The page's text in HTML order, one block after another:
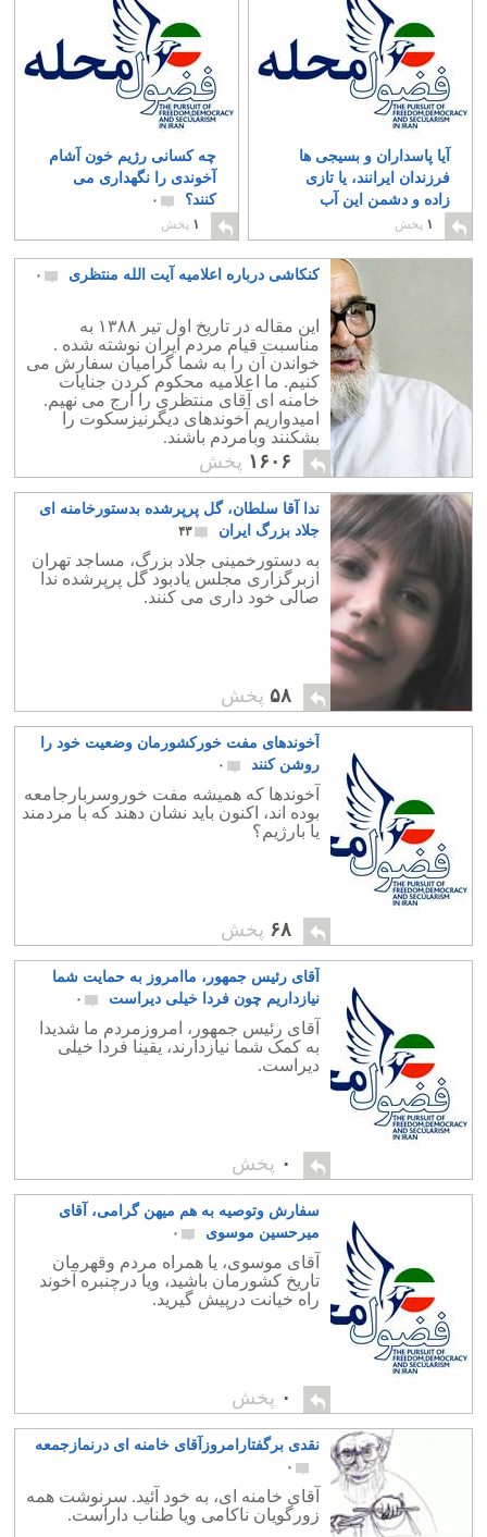
آیا پاسداران و بسیجی ها
فرزندان ایرانند، یا تازی
زاده و دشمن این آب
وخاک؟
۱ پخش
چه کسانی رژیم خون آشام
آخوندی را نگهداری می
کنند؟
۰
۱ پخش
کنکاشی درباره اعلامیه آیت الله منتظری ۰
این مقاله در تاریخ اول تیر ۱۳۸۸ به
مناسبت قیام مردم ایران نوشته شده .
خواندن آن را به شما گرامیان سفارش می
کنیم. ما اعلامیه محکوم کردن جنایات
خامنه ای آقای منتظری را ارج می نهیم.
امیدواریم آخوندهای دیگرنیزسکوت را
بشکنند وبامردم باشند.
۱۶۰۶ پخش
ندا آقا سلطان، گل پرپرشده بدستورخامنه ای
جلاد بزرگ ایران
۴۳
به دستورخمینی جلاد بزرگ، مساجد تهران
ازبرگزاری مجلس یادبود گل پرپرشده ندا
صالی خود داری می کنند.
۵۸ پخش
آخوندهای مفت خورکشورمان وضعیت خود را
روشن کنند
۰
آخوندها که همیشه مفت خوروسربارجامعه
بوده اند، اکنون باید نشان دهند که با مردمند
یا بارژیم؟
۶۸ پخش
آقای رئیس جمهور، ماامروز به حمایت شما
نیازداریم چون فردا خیلی دیراست
۰
آقای رئیس جمهور، امروزمردم ما شدیدا
به کمک شما نیازدارند، یقینا فردا خیلی
دیراست.
۰ پخش
سفارش وتوصیه به هم میهن گرامی، آقای
میرحسین موسوی
۰
آقای موسوی، یا همراه مردم وقهرمان
تاریخ کشورمان باشید، ویا درچنبره آخوند
راه خیانت درپیش گیرید.
۰ پخش
نقدی برگفتارامروزآقای خامنه ای درنمازجمعه
۰
آقای خامنه ای، به خود آئید. سرنوشت همه
زورگویان ناکامی ویا طناب داراست.